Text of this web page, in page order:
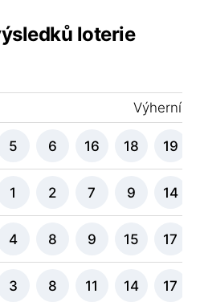
loterie
Výherní
5 6 16 18 19
1 2 7 9 14
4 8 9 15 17
3 8 11 14 17